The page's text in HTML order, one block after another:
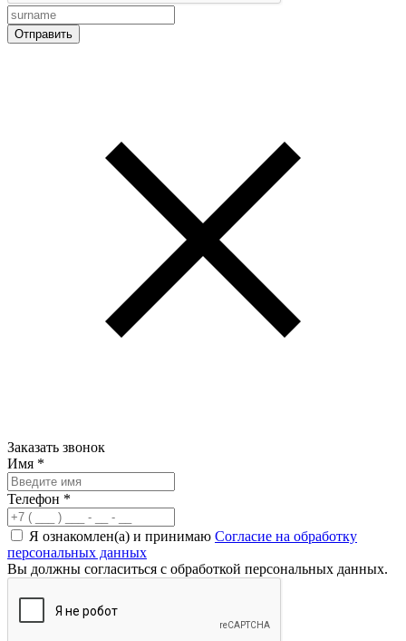
Заказать звонок
Имя *
Телефон *
Я ознакомлен(а) и принимаю Согласие на обработку
персональных данных
Вы должны согласиться с обработкой персональных данных.